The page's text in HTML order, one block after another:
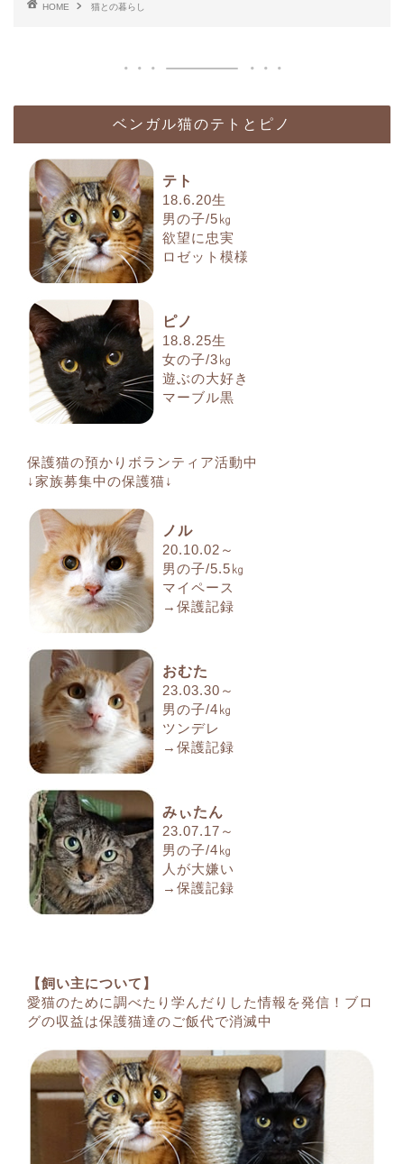
HOME 猫との暮らし
ベンガル猫のテトとピノ
テト
18.6.20生
男の子/5㎏
欲望に忠実
ロゼット模様
ピノ
18.8.25生
女の子/3㎏
遊ぶの大好き
マーブル黒
保護猫の預かりボランティア活動中
↓家族募集中の保護猫↓
ノル
20.10.02～
男の子/5.5㎏
マイペース
→保護記録
おむた
23.03.30～
男の子/4㎏
ツンデレ
→保護記録
みぃたん
23.07.17～
男の子/4㎏
人が大嫌い
→保護記録
【飼い主について】
愛猫のために調べたり学んだりした情報を発信！ブロ
グの収益は保護猫達のご飯代で消滅中